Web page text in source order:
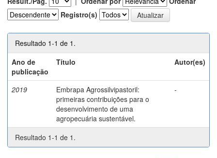
Registro(s)
Resultado 1-1 de 1.
Ano de
publicação
Título Autor(es)
2019
Embrapa Agrossilvipastoril:
primeiras contribuições para o
desenvolvimento de uma
agropecuária sustentável.
-
Resultado 1-1 de 1.